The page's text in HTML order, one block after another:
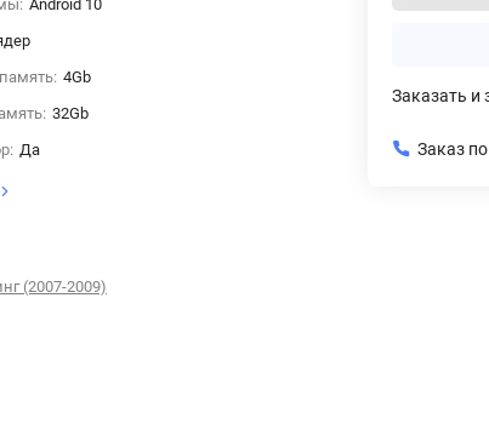
Android 10
4Gb
32Gb
Да
(2007-2009)
Заказать и
Заказ